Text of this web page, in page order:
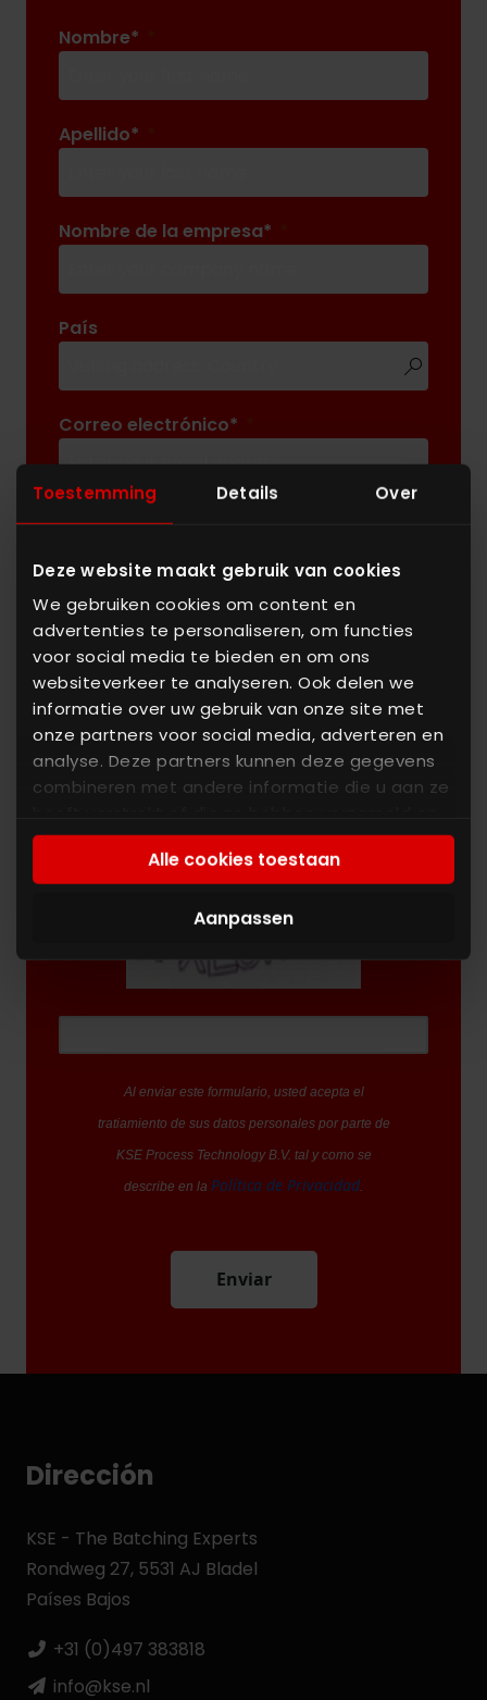
Toestemming Details Over
Deze website maakt gebruik van cookies
We gebruiken cookies om content en
advertenties te personaliseren, om functies
voor social media te bieden en om ons
websiteverkeer te analyseren. Ook delen we
informatie over uw gebruik van onze site met
onze partners voor social media, adverteren en
analyse. Deze partners kunnen deze gegevens
combineren met andere informatie die u aan ze
basis van uw gebruik van hun services. U gaat
akkoord met onze cookies als u onze website
blijft gebruiken.
Alle cookies toestaan
Aanpassen
Nombre*
Apellido*
Nombre de la empresa*
País
Correo electrónico*
Teléfono
Mensaje
Audio
Al enviar este formulario, usted acepta el
tratiamiento de sus datos personales por parte de
KSE Process Technology B.V. tal y como se
describe en la Política de Privacidad.
Enviar
Dirección
KSE - The Batching Experts
Rondweg 27, 5531 AJ Bladel
Países Bajos
+31 (0)497 383818
info@kse.nl